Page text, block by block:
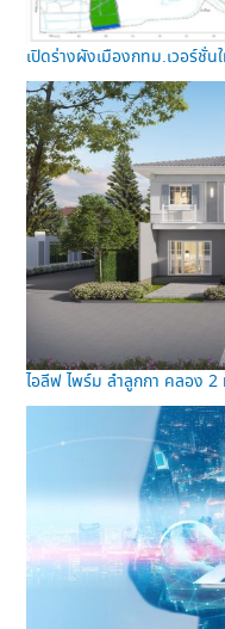
เปิดร่างผังเมืองกทม.เวอร์ชั่
ไอลีฟ ไพร์ม ลำลูกกา คลอง 2